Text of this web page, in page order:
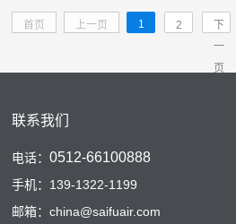
首页 上一页 1 2
下
一
页
联系我们
电话：0512-66100888
手机：139-1322-1199
邮箱：china@saifuair.com